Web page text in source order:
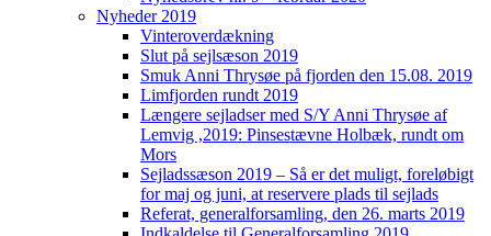
Nyheder 2019
Vinteroverdækning
Slut på sejlsæson 2019
Smuk Anni Thrysøe på fjorden den 15.08. 2019
Limfjorden rundt 2019
Længere sejladser med S/Y Anni Thrysøe af
Lemvig ,2019: Pinsestævne Holbæk, rundt om
Mors
Sejladssæson 2019 – Så er det muligt, foreløbigt
for maj og juni, at reservere plads til sejlads
Referat, generalforsamling, den 26. marts 2019